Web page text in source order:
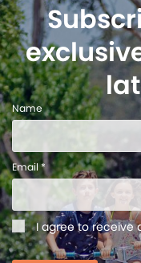
Name
Email *
I agree to receive